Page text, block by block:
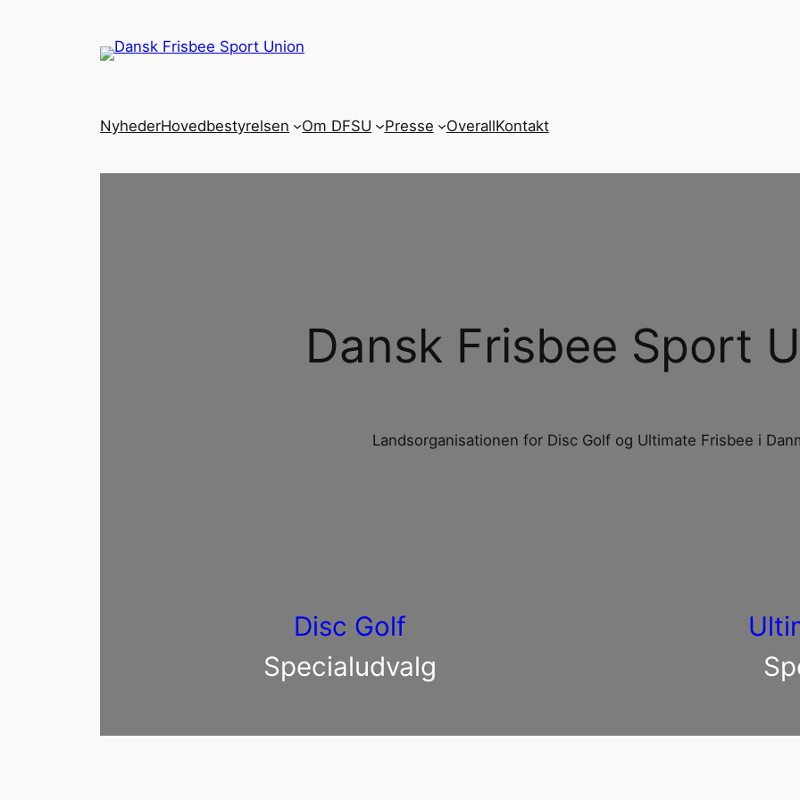
NyhederHovedbestyrelsen Om DFSU Presse OverallKontakt
Dansk Frisbee Sport
Landsorganisationen for Disc Golf og Ultimate Frisbee i
Disc Golf
Specialudvalg